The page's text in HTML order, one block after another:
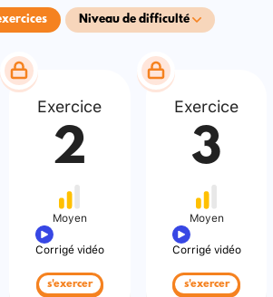
Niveau de difficulté
Exercice
2
Moyen
Corrigé vidéo
s'exercer
Exercice
3
Moyen
Corrigé vidéo
s'exercer